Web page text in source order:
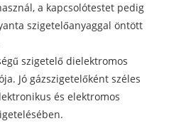
a kapcsolótestet pedig
szigetelőanyaggal öntött
szigetelő dielektromos
Jó gázszigetelőként széles
és elektromos